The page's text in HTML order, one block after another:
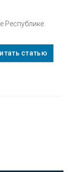
Республике
статью